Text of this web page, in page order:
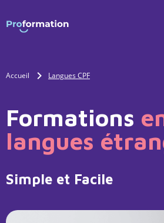
Accueil Langues CPF
Formations
langues
Simple et Facile